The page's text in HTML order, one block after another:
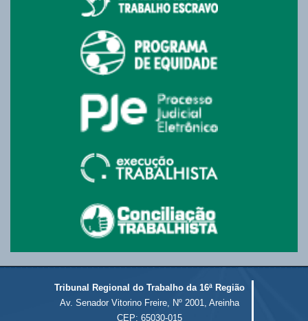
Tribunal Regional do Trabalho da 16ª Região
Av. Senador Vitorino Freire, Nº 2001, Areinha
CEP: 65030-015